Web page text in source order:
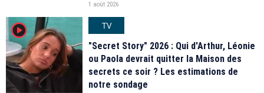
1 août 2026
player2
TV
"Secret Story" 2026 : Qui d'Arthur, Léonie
ou Paola devrait quitter la Maison des
secrets ce soir ? Les estimations de
notre sondage